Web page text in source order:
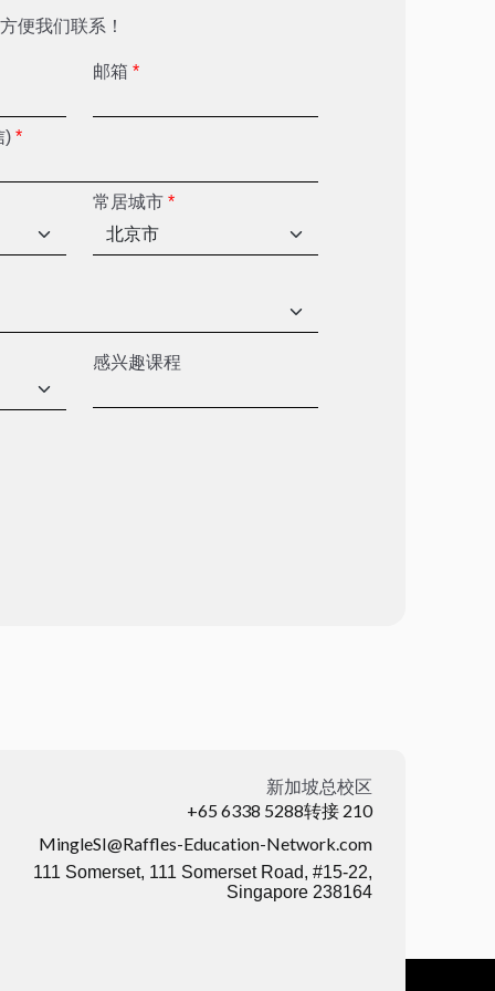
便我们联系！
邮箱 *
) *
常居城市 *
感兴趣课程
新加坡总校区
+65 6338 5288转接 210
MingleSI@Raffles-Education-Network.com
111 Somerset, 111 Somerset Road, #15-22,
Singapore 238164